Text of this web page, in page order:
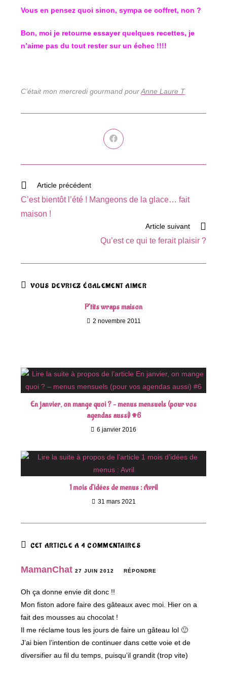
Vous en pensez quoi sinon, sympa ce coffret, non ?
Bon, moi je retourne essayer quelques recettes, je
n’aime pas du tout rester sur un échec !!!!
C’était mon mercredi gourmand pourAnne Laure T
Ouvrir
dans
autre
Read
articles
Article précédent
C’est bientôt l’été ! Mangeons de la glace… fait
maison !
Article suivant
Qu’est ce qui te ferait plaisir ?
VOUS DEVRIEZ ÉGALEMENT AIMER
P’tits wraps maison
2 novembre 2011
En janvier, on mange quoi ? – menus mensuels (pour vos
agendas aussi) #6
6 janvier 2016
1 mois d’idées de menus : Avril
31 mars 2021
CET ARTICLE A 4 COMMENTAIRES
MamanChat 27 JUIN 2012 RÉPONDRE
Oh ça donne envie dit donc !!
Mon fiston adore faire des gâteaux avec moi. Hier on a
fait des mousses au chocolat !
Il me réclame tous les jours de faire un gâteau lol 🙂
J’ai bien l’intention de continuer dans cette voie et de
diversifier au fil du temps, puisqu’il grandit (trop vite)